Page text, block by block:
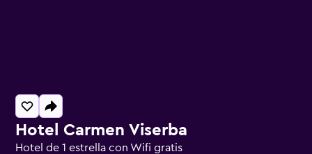
Hotel Carmen Viserba
Hotel de 1 estrella con Wifi gratis